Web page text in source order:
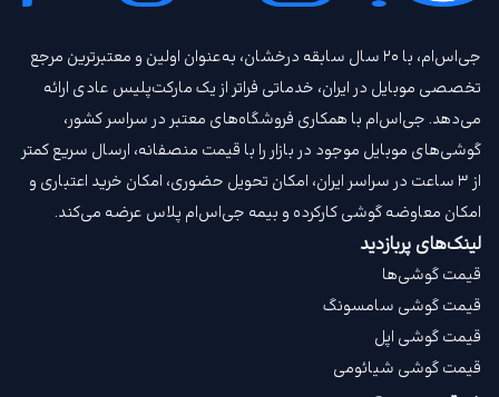
جی‌اس‌ام، با ۲۰ سال سابقه درخشان، به‌عنوان اولین و معتبرترین مرجع
تخصصی موبایل در ایران، خدماتی فراتر از یک مارکت‌پلیس عادی ارائه
می‌دهد. جی‌اس‌ام با همکاری فروشگاه‌های معتبر در سراسر کشور،
گوشی‌های موبایل موجود در بازار را با قیمت‌ منصفانه، ارسال سریع کمتر
از ۳ ساعت در سراسر ایران، امکان تحویل حضوری، امکان خرید اعتباری و
امکان معاوضه گوشی کارکرده و بیمه جی‌اس‌ام‌ پلاس عرضه می‌کند.
لینک‌های پربازدید
قیمت گوشی‌ها
قیمت گوشی سامسونگ
قیمت گوشی اپل
قیمت گوشی شیائومی